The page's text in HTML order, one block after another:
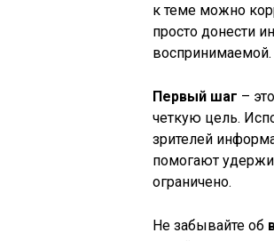
к теме можно
просто донести
воспринимаемой.
Первый шаг –
четкую цель.
зрителей
помогают
ограничено.
Не забывайте об